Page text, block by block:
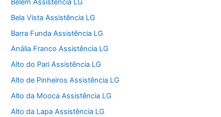
Belém Assistência LG
Bela Vista Assistência LG
Barra Funda Assistência LG
Anália Franco Assistência LG
Alto do Pari Assistência LG
Alto de Pinheiros Assistência LG
Alto da Mooca Assistência LG
Alto da Lapa Assistência LG